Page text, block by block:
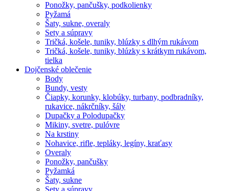
Ponožky, pančušky, podkolienky
Pyžamá
Šaty, sukne, overaly
Sety a súpravy
Tričká, košele, tuniky, blúzky s dlhým rukávom
Tričká, košele, tuniky, blúzky s krátkym rukávom,
tielka
Dojčenské oblečenie
Body
Bundy, vesty
Čiapky, korunky, klobúky, turbany, podbradníky,
rukavice, nákrčníky, šály
Dupačky a Polodupačky
Mikiny, svetre, pulóvre
Na krstiny
Nohavice, rifle, tepláky, legíny, kraťasy
Overaly
Ponožky, pančušky
Pyžamká
Šaty, sukne